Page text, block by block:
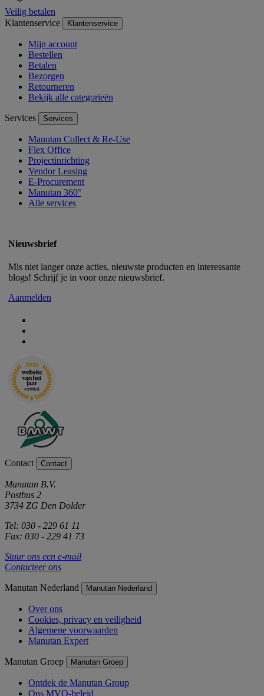
Veilig betalen
Klantenservice
Klantenservice
Mijn account
Bestellen
Betalen
Bezorgen
Retourneren
Bekijk alle categorieën
Services Services
Manutan Collect & Re-Use
Flex Office
Projectinrichting
Vendor Leasing
E-Procurement
Manutan 360°
Alle services
Nieuwsbrief
Mis niet langer onze acties, nieuwste producten en interessante
blogs! Schrijf je in voor onze nieuwsbrief.
Aanmelden
Contact Contact
Manutan B.V.
Postbus 2
3734 ZG Den Dolder
Tel: 030 - 229 61 11
Fax: 030 - 229 41 73
Stuur ons een e-mail
Contacteer ons
Manutan Nederland Manutan Nederland
Over ons
Cookies, privacy en veiligheid
Algemene voorwaarden
Manutan Expert
Manutan Groep Manutan Groep
Ontdek de Manutan Group
Ons MVO-beleid